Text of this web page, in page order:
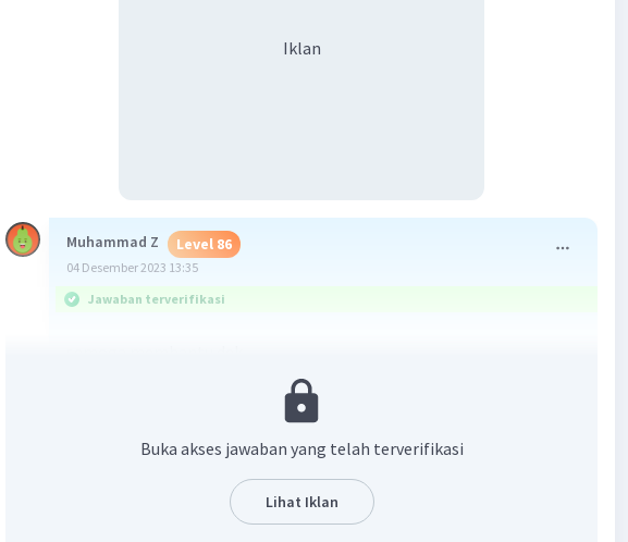
Iklan
Muhammad Z Level 86
04 Desember 2023 13:35
Jawaban terverifikasi
Buka akses jawaban yang telah terverifikasi
Lihat Iklan